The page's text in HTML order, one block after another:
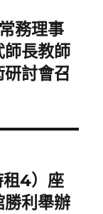
務理事
長教師
討會召
4）座
勝利舉辦